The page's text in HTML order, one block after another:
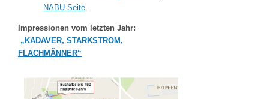
NABU-Seite
Impressionen vom letzten Jahr:
„KADAVER, STARKSTROM,
FLACHMÄNNER“